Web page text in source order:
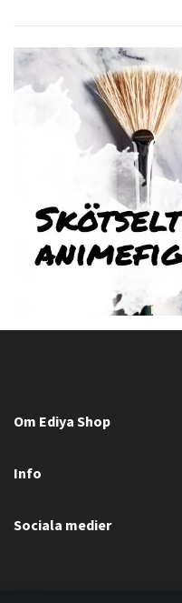
Om Ediya Shop
Info
Sociala medier